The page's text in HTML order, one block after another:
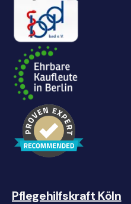
Pflegehilfskraft Köln